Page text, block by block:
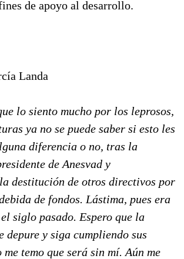
de apoyo al desarrollo.
Landa
lo siento mucho por los leprosos,
ya no se puede saber si esto les
diferencia o no, tras la
de Anesvad y
destitución de otros directivos por
de fondos. Lástima, pues era
siglo pasado. Espero que la
depure y siga cumpliendo sus
me temo que será sin mí. Aún me